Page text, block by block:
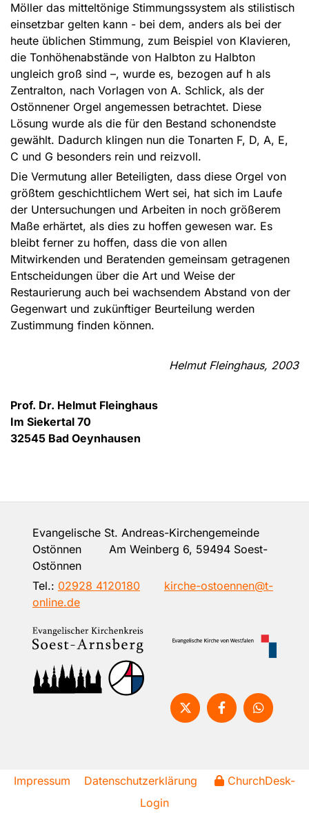
Möller das mitteltönige Stimmungssystem als stilistisch
einsetzbar gelten kann - bei dem, anders als bei der
heute üblichen Stimmung, zum Beispiel von Klavieren,
die Tonhöhenabstände von Halbton zu Halbton
ungleich groß sind –, wurde es, bezogen auf h als
Zentralton, nach Vorlagen von A. Schlick, als der
Ostönnener Orgel angemessen betrachtet. Diese
Lösung wurde als die für den Bestand schonendste
gewählt. Dadurch klingen nun die Tonarten F, D, A, E,
C und G besonders rein und reizvoll.
Die Vermutung aller Beteiligten, dass diese Orgel von
größtem geschichtlichem Wert sei, hat sich im Laufe
der Untersuchungen und Arbeiten in noch größerem
Maße erhärtet, als dies zu hoffen gewesen war. Es
bleibt ferner zu hoffen, dass die von allen
Mitwirkenden und Beratenden gemeinsam getragenen
Entscheidungen über die Art und Weise der
Restaurierung auch bei wachsendem Abstand von der
Gegenwart und zukünftiger Beurteilung werden
Zustimmung finden können.
Helmut Fleinghaus, 2003
Prof. Dr. Helmut Fleinghaus
Im Siekertal 70
32545 Bad Oeynhausen
Evangelische St. Andreas-Kirchengemeinde
Ostönnen Am Weinberg 6, 59494 Soest-
Ostönnen
Tel.: 02928 4120180
kirche-ostoennen@t-
online.de
Impressum Datenschutzerklärung
ChurchDesk-
Login